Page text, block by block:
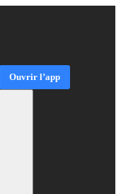
Ouvrir l’app